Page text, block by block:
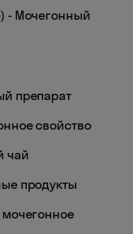
- Мочегонный
препарат
свойство
чай
продукты